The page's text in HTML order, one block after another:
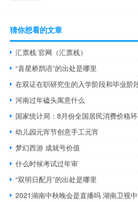
猜你想看的文章
汇票栈 官网（汇票栈）
“喜星桥鹊语”的出处是哪里
在双证在职研究生的入学阶段和毕业阶
河南过年磕头寓意什么
幼儿园元宵节创意手工元宵
梦幻西游 成就号价值
什么时候考试过年审
“双明日配月”的出处是哪里
2021湖南中秋晚会是直播吗 湖南卫视